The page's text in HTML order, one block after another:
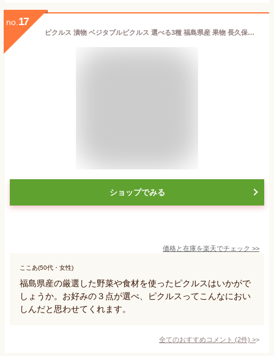
no. 17
ピクルス 漬物 ベジタブルピクルス 選べる3種 福島県産 果物 長久保食品 送料無料 メール便 NP [選べる野菜ピクルス3袋 BS]
ショップでみる
価格と在庫を楽天でチェック >>
ここあ(50代・女性)
福島県産の厳選した野菜や食材を使ったピクルスはいかがで
しょうか。お好みの３点が選べ、ピクルスってこんなにおい
しんだと思わせてくれます。
全てのおすすめコメント (2件) >